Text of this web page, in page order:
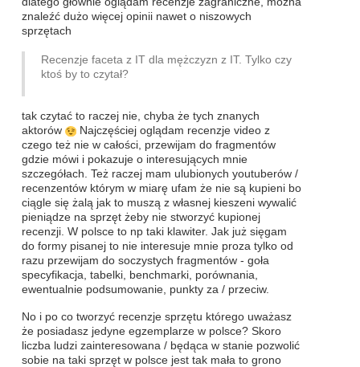
znaleźć dużo więcej opinii nawet o niszowych
sprzętach
Recenzje faceta z IT dla mężczyzn z IT. Tylko czy
ktoś by to czytał?
tak czytać to raczej nie, chyba że tych znanych
aktorów
Najczęściej oglądam recenzje video z
czego też nie w całości, przewijam do fragmentów
gdzie mówi i pokazuje o interesujących mnie
szczegółach. Też raczej mam ulubionych youtuberów /
recenzentów którym w miarę ufam że nie są kupieni bo
ciągle się żalą jak to muszą z własnej kieszeni wywalić
pieniądze na sprzęt żeby nie stworzyć kupionej
recenzji. W polsce to np taki klawiter. Jak już sięgam
do formy pisanej to nie interesuje mnie proza tylko od
razu przewijam do soczystych fragmentów - goła
specyfikacja, tabelki, benchmarki, porównania,
ewentualnie podsumowanie, punkty za / przeciw.
No i po co tworzyć recenzje sprzętu którego uważasz
że posiadasz jedyne egzemplarze w polsce? Skoro
liczba ludzi zainteresowana / będąca w stanie pozwolić
sobie na taki sprzęt w polsce jest tak mała to grono